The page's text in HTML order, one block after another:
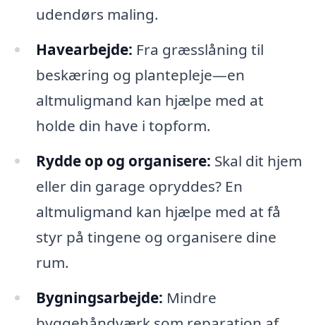
udendørs maling.
Havearbejde: Fra græsslåning til
beskæring og plantepleje—en
altmuligmand kan hjælpe med at
holde din have i topform.
Rydde op og organisere: Skal dit hjem
eller din garage opryddes? En
altmuligmand kan hjælpe med at få
styr på tingene og organisere dine
rum.
Bygningsarbejde: Mindre